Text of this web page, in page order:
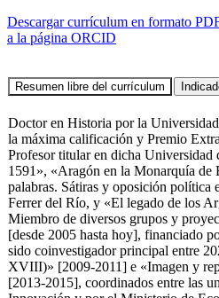
Descargar currículum en formato
a la página ORCID
Doctor en Historia por la
la máxima calificación y Premio
Profesor titular en dicha Universidad
1591», «Aragón en la Monarquía de
palabras. Sátiras y oposición
Ferrer del Río, y «El legado de los
Miembro de diversos grupos y
[desde 2005 hasta hoy], financiado
sido coinvestigador principal entre
XVIII)» [2009-2011] e «Imagen y
[2013-2015], coordinados entre las